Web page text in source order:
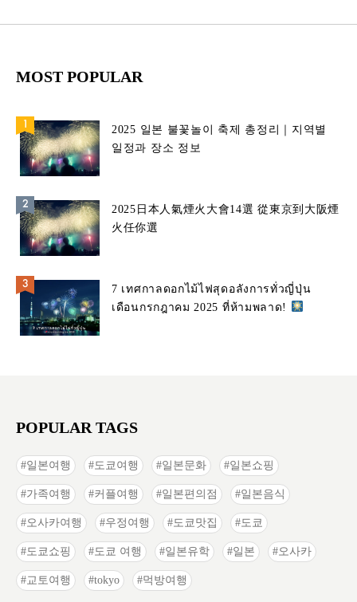
MOST POPULAR
2025 일본 불꽃놀이 축제 총정리｜지역별
일정과 장소 정보
2025日本人氣煙火大會14選 從東京到大阪煙
火任你選
7 เทศกาลดอกไม้ไฟสุดอลังการทั่วญี่ปุ่น
เดือนกรกฎาคม 2025 ที่ห้ามพลาด!
POPULAR TAGS
일본여행 도쿄여행 일본문화 일본쇼핑
가족여행 커플여행 일본편의점 일본음식
오사카여행 우정여행 도쿄맛집 도쿄
도쿄쇼핑 도쿄 여행 일본유학 일본 오사카
교토여행 tokyo 먹방여행